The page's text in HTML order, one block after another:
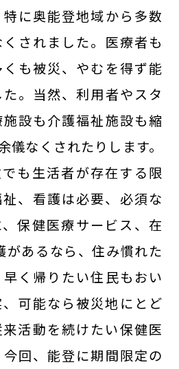
に奥能登地域から多数
されました。医療者も
も被災、やむを得ず能
。当然、利用者やスタ
設も介護福祉施設も縮
儀なくされたりします。
も生活者が存在する限
、看護は必要、必須な
保健医療サービス、在
あるなら、住み慣れた
く帰りたい住民もおい
可能なら被災地にとど
活動を続けたい保健医
回、能登に期間限定の